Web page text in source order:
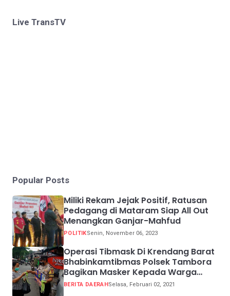
Live TransTV
Popular Posts
Miliki Rekam Jejak Positif, Ratusan
Pedagang di Mataram Siap All Out
Menangkan Ganjar-Mahfud
POLITIKSenin, November 06, 2023
Operasi Tibmask Di Krendang Barat
Bhabinkamtibmas Polsek Tambora
Bagikan Masker Kepada Warga
Pelanggar Prokes
BERITA DAERAHSelasa, Februari 02, 2021